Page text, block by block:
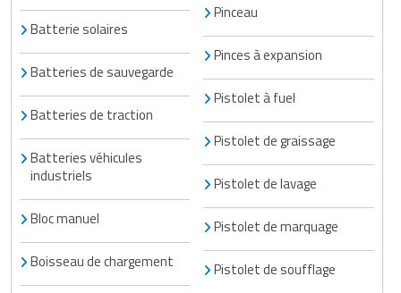
Batterie solaires
Batteries de sauvegarde
Batteries de traction
Batteries véhicules
industriels
Bloc manuel
Boisseau de chargement
Pinceau
Pinces à expansion
Pistolet à fuel
Pistolet de graissage
Pistolet de lavage
Pistolet de marquage
Pistolet de soufflage